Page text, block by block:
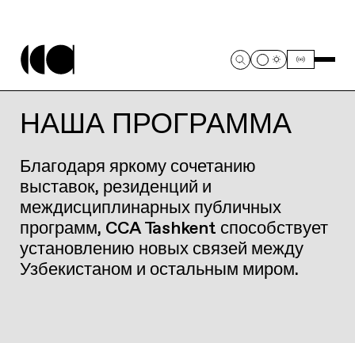
НАША ПРОГРАММА
Благодаря яркому сочетанию
выставок, резиденций и
междисциплинарных публичных
программ, CCA Tashkent способствует
установлению новых связей между
Узбекистаном и остальным миром.